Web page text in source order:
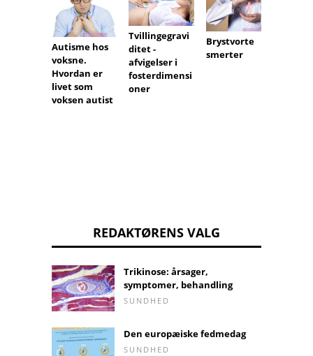
Autisme hos
voksne.
Hvordan er
livet som
voksen autist
Tvillingegravi
ditet -
afvigelser i
fosterdimensi
oner
Brystvorte
smerter
REDAKTØRENS VALG
Trikinose: årsager,
symptomer, behandling
SUNDHED
Den europæiske fedmedag
SUNDHED